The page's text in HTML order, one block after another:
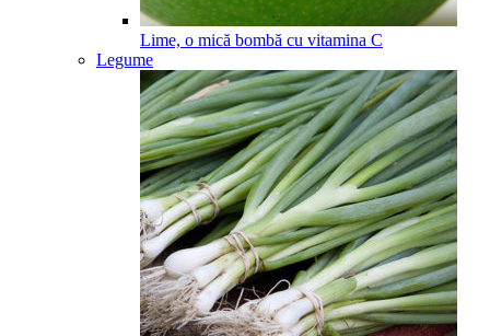
Lime, o mică bombă cu vitamina C
Legume